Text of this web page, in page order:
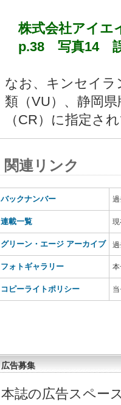
株式会社アイエ
p.38 写真14
なお、キンセイ
類（VU）、静岡
（CR）に指定さ
関連リンク
バックナンバー
連載一覧
グリーン・エージ アーカイブ
フォトギャラリー
コピーライトポリシー
広告募集
本誌の広告スペー